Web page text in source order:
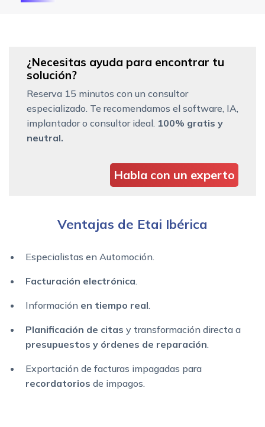
¿Necesitas ayuda para encontrar tu
solución?
Reserva 15 minutos con un consultor
especializado. Te recomendamos el software, IA,
implantador o consultor ideal. 100% gratis y
neutral.
Habla con un experto
Ventajas de Etai Ibérica
Especialistas en Automoción.
Facturación electrónica
Información en tiempo real
Planificación de citas y transformación directa a
presupuestos y órdenes de reparación
Exportación de facturas impagadas para
recordatorios de impagos.